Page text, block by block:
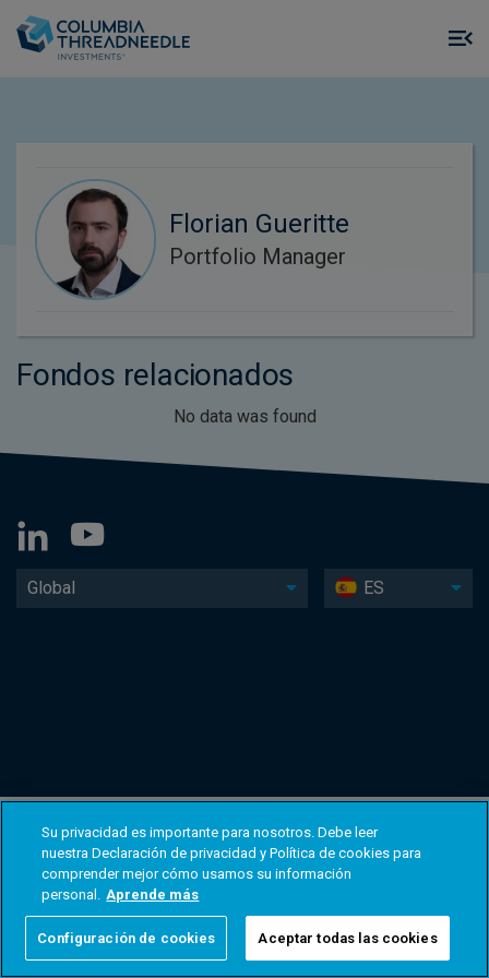
Florian Gueritte
Portfolio Manager
Fondos relacionados
No data was found
Global ES
Su privacidad es importante para nosotros. Debe leer
nuestra Declaración de privacidad y Política de cookies para
comprender mejor cómo usamos su información
personal. Aprende más
Configuración de cookies Aceptar todas las cookies